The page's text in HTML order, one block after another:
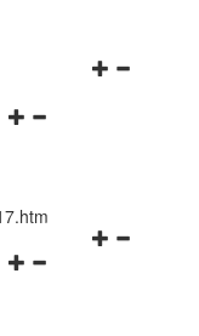
Navigationsmenü
Navigationsmenü